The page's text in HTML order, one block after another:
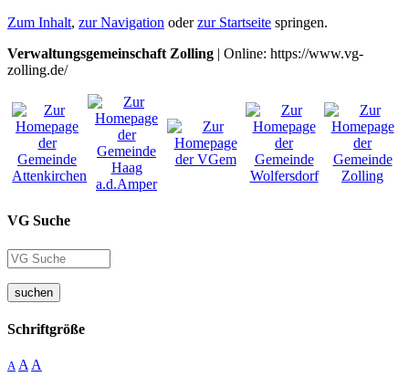
Zum Inhalt, zur Navigation oderzur Startseite springen.
Verwaltungsgemeinschaft Zolling | Online: https://www.vg-
zolling.de/
VG Suche
suchen
Schriftgröße
A A A